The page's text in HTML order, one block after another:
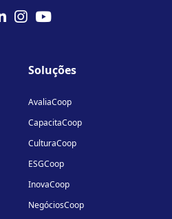
linkedin-
instagram
youtube
Soluções
AvaliaCoop
CapacitaCoop
CulturaCoop
ESGCoop
InovaCoop
NegóciosCoop